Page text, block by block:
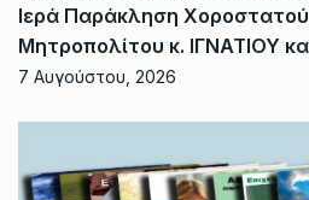
Ιερά Παράκληση
Μητροπολίτου κ. ΙΓΝΑΤΙΟΥ
7 Αυγούστου, 2026